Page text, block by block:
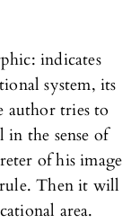
indicates
system, its
author tries to
the sense of
of his image
Then it will
area.